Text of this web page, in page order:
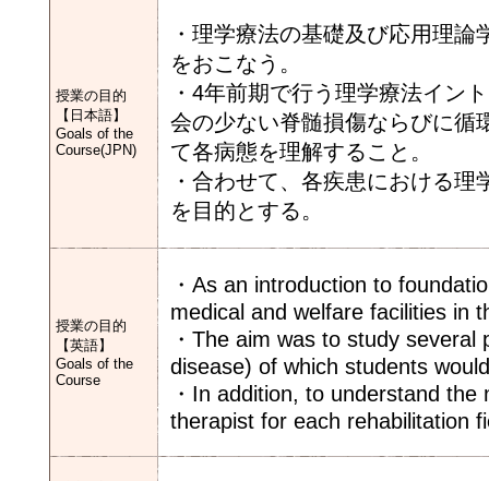
授業の目的
【日本語】
Goals of the
Course(JPN)
・理学療法の基礎及び応用理
をおこなう。
・4年前期で行う理学療法イン
会の少ない脊髄損傷ならびに循
て各病態を理解すること。
・合わせて、各疾患における
を目的とする。
授業の目的
【英語】
Goals of the
Course
・As an introduction to
medical and welfare facilities in
・The aim was to study
disease) of which students
・In addition, to understand
therapist for each rehabilitation